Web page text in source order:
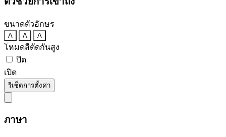
ขนาดตัวอักษร
A A A
โหมดสีตัดกันสูง
ปิด
เปิด
รีเซ็ตการตั้งค่า
ภาษา